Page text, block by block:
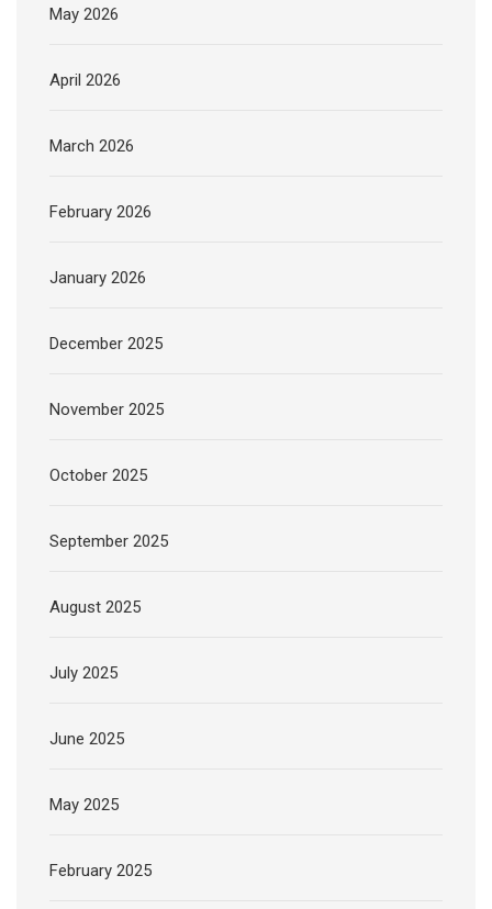
May 2026
April 2026
March 2026
February 2026
January 2026
December 2025
November 2025
October 2025
September 2025
August 2025
July 2025
June 2025
May 2025
February 2025